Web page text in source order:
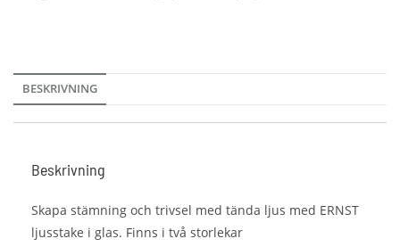
BESKRIVNING
Beskrivning
Skapa stämning och trivsel med tända ljus med ERNST
ljusstake i glas. Finns i två storlekar